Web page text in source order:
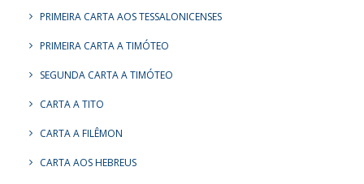
PRIMEIRA CARTA AOS TESSALONICENSES
PRIMEIRA CARTA A TIMÓTEO
SEGUNDA CARTA A TIMÓTEO
CARTA A TITO
CARTA A FILÊMON
CARTA AOS HEBREUS